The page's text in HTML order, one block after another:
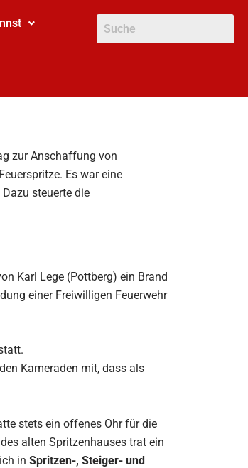
zur Anschaffung von
Es war eine
steuerte die
Karl Lege (Pottberg) ein Brand
einer Freiwilligen Feuerwehr
Kameraden mit, dass als
stets ein offenes Ohr für die
alten Spritzenhauses trat ein
in Spritzen-, Steiger- und